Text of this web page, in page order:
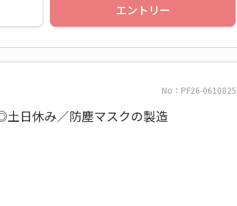
エントリー
No：PF26-0610825
日休み／防塵マスクの製造